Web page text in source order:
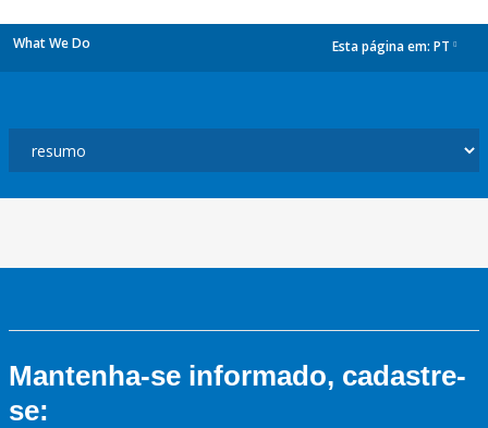
What We Do Esta página em: PT
Mantenha-se informado, cadastre-
se: